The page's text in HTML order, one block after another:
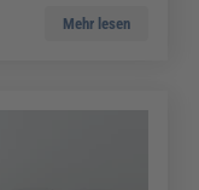
Mehr lesen